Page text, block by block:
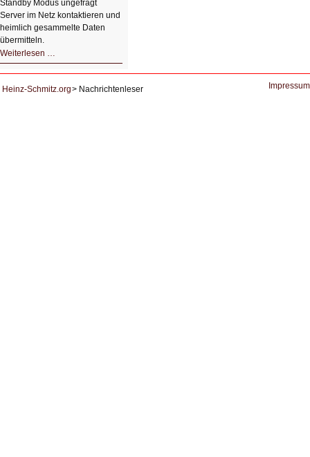
Standby Modus ungefragt
Server im Netz kontaktieren und
heimlich gesammelte Daten
übermitteln.
Weiterlesen …
DNS
Heinz-Schmitz.org
Nachrichtenleser Impressum